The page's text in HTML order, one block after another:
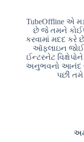
TubeOffline એ
છે જે તમને
કરવામાં મદદ
ઑફલાઇન જોઈ
ઈન્ટરનેટ
અનુભવનો આનંદ
પછી તમે